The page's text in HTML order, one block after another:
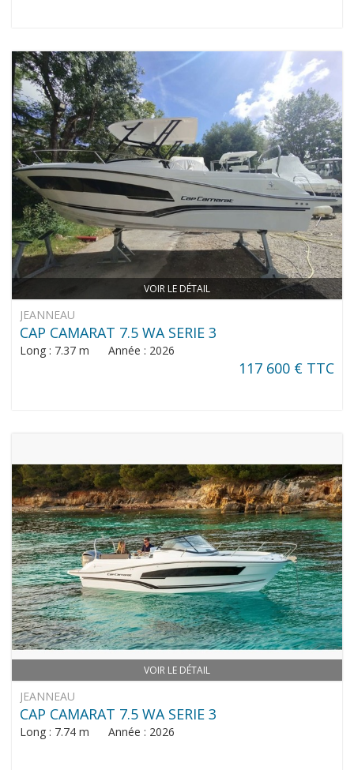
VOIR LE DÉTAIL
JEANNEAU
CAP CAMARAT 7.5 WA SERIE 3
Long : 7.37 m Année : 2026
117 600 € TTC
VOIR LE DÉTAIL
JEANNEAU
CAP CAMARAT 7.5 WA SERIE 3
Long : 7.74 m Année : 2026